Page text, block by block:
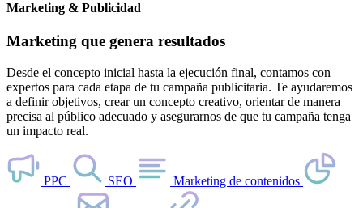
Marketing & Publicidad
Marketing que genera resultados
Desde el concepto inicial hasta la ejecución final, contamos con
expertos para cada etapa de tu campaña publicitaria. Te ayudaremos
a definir objetivos, crear un concepto creativo, orientar de manera
precisa al público adecuado y asegurarnos de que tu campaña tenga
un impacto real.
PPC SEO Marketing de contenidos